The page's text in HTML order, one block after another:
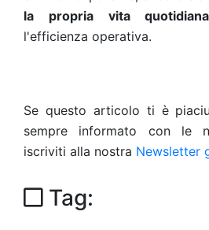
la propria vita quotidiana
l'efficienza operativa.
Se questo articolo ti è
sempre informato con le
iscriviti alla nostra Newsletter
Tag: